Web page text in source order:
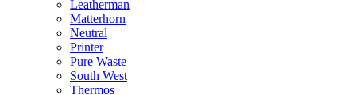
Leatherman
Matterhorn
Neutral
Printer
Pure Waste
South West
Thermos